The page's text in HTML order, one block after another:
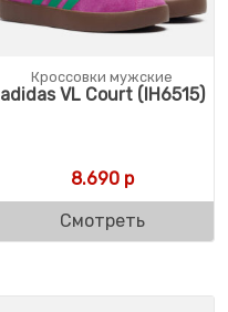
Кроссовки мужские
adidas VL Court (IH6515)
8.690р
Смотреть